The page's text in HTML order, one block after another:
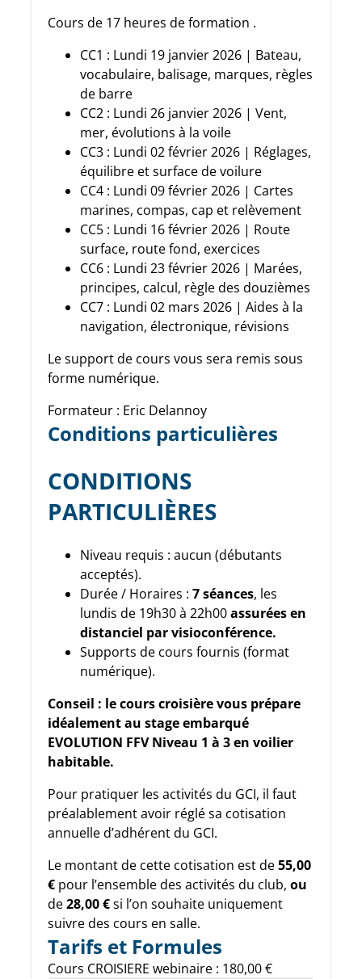
Cours de 17 heures de formation .
CC1 : Lundi 19 janvier 2026 | Bateau,
vocabulaire, balisage, marques, règles
de barre
CC2 : Lundi 26 janvier 2026 | Vent,
mer, évolutions à la voile
CC3 : Lundi 02 février 2026 | Réglages,
équilibre et surface de voilure
CC4 : Lundi 09 février 2026 | Cartes
marines, compas, cap et relèvement
CC5 : Lundi 16 février 2026 | Route
surface, route fond, exercices
CC6 : Lundi 23 février 2026 | Marées,
principes, calcul, règle des douzièmes
CC7 : Lundi 02 mars 2026 | Aides à la
navigation, électronique, révisions
Le support de cours vous sera remis sous
forme numérique.
Formateur : Eric Delannoy
Conditions particulières
CONDITIONS
PARTICULIÈRES
Niveau requis : aucun (débutants
acceptés).
Durée / Horaires : 7 séances, les
lundis de 19h30 à 22h00assurées en
distanciel par visioconférence.
Supports de cours fournis (format
numérique).
Conseil : le cours croisière vous prépare
idéalement au stage embarqué
EVOLUTION FFV Niveau 1 à 3 en voilier
habitable.
Pour pratiquer les activités du GCI, il faut
préalablement avoir réglé sa cotisation
annuelle d’adhérent du GCI.
Le montant de cette cotisation est de55,00
€ pour l’ensemble des activités du club, ou
de28,00 €si l’on souhaite uniquement
suivre des cours en salle.
Tarifs et Formules
Cours CROISIERE webinaire : 180,00 €